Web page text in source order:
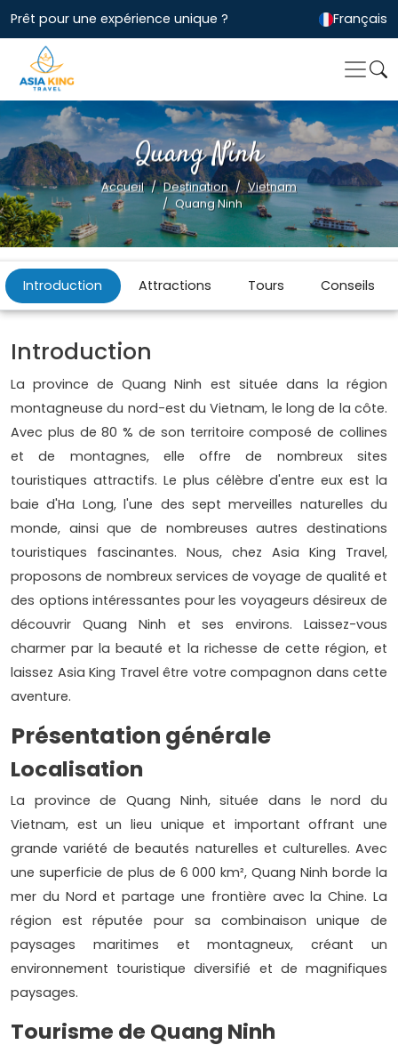
Prêt pour une expérience unique ? Français
Quang Ninh
Accueil Destination
Vietnam
Quang Ninh
Introduction Attractions Tours Conseils
Introduction
La province de Quang Ninh est située dans la région
montagneuse du nord-est du Vietnam, le long de la côte.
Avec plus de 80 % de son territoire composé de collines
et de montagnes, elle offre de nombreux sites
touristiques attractifs. Le plus célèbre d'entre eux est la
baie d'Ha Long, l'une des sept merveilles naturelles du
monde, ainsi que de nombreuses autres destinations
touristiques fascinantes. Nous, chez Asia King Travel,
proposons de nombreux services de voyage de qualité et
des options intéressantes pour les voyageurs désireux de
découvrir Quang Ninh et ses environs. Laissez-vous
charmer par la beauté et la richesse de cette région, et
laissez Asia King Travel être votre compagnon dans cette
aventure.
Présentation générale
Localisation
La province de Quang Ninh, située dans le nord du
Vietnam, est un lieu unique et important offrant une
grande variété de beautés naturelles et culturelles. Avec
une superficie de plus de 6 000 km², Quang Ninh borde la
mer du Nord et partage une frontière avec la Chine. La
région est réputée pour sa combinaison unique de
paysages maritimes et montagneux, créant un
environnement touristique diversifié et de magnifiques
paysages.
Tourisme de Quang Ninh